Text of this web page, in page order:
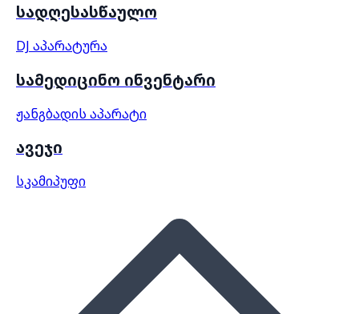
სადღესასწაულო
DJ აპარატურა
სამედიცინო ინვენტარი
ჟანგბადის აპარატი
ავეჯი
სკამიპუფი